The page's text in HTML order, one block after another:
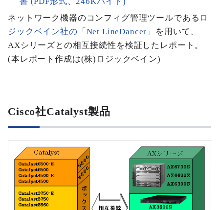
ネットワーク機器のコンフィグ管理ツールである ロ
ジックベイン社の「Net LineDancer」
を用いて、
AXシリーズとの相互接続性を検証したレポート。
(本レポート作成は(株)ロジックベイン)
Cisco社Catalyst製品